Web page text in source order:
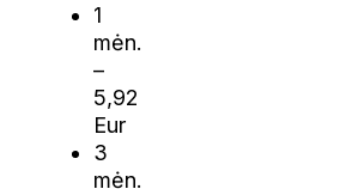
1
mėn.
–
5,92
Eur
3
mėn.